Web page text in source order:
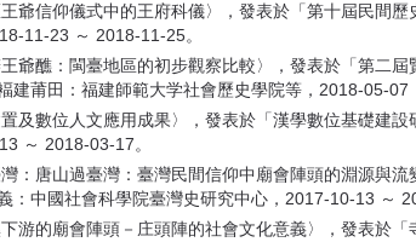
爺信仰儀式中的王府科儀〉，發表於「第十屆民間
11-23 ～ 2018-11-25。
爺醮：閩臺地區的初步觀察比較〉，發表於「第二
建莆田：福建師範大学社會歷史學院等，2018-05-07
及數位人文應用成果〉，發表於「漢學數位基礎建
～ 2018-03-17。
：唐山過臺灣：臺灣民間信仰中廟會陣頭的淵源與
：中國社會科學院臺灣史研究中心，2017-10-13 ～
游的廟會陣頭－庄頭陣的社會文化意義〉，發表於